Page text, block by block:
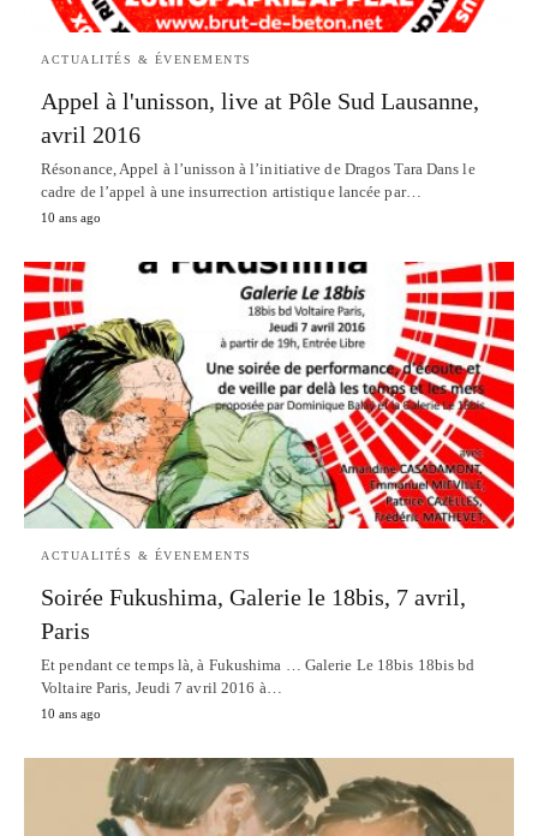
ACTUALITÉS & ÉVENEMENTS
Appel à l'unisson, live at Pôle Sud Lausanne,
avril 2016
Résonance, Appel à l’unisson à l’initiative de Dragos Tara Dans le
cadre de l’appel à une insurrection artistique lancée par…
10 ans ago
ACTUALITÉS & ÉVENEMENTS
Soirée Fukushima, Galerie le 18bis, 7 avril,
Paris
Et pendant ce temps là, à Fukushima … Galerie Le 18bis 18bis bd
Voltaire Paris, Jeudi 7 avril 2016 à…
10 ans ago